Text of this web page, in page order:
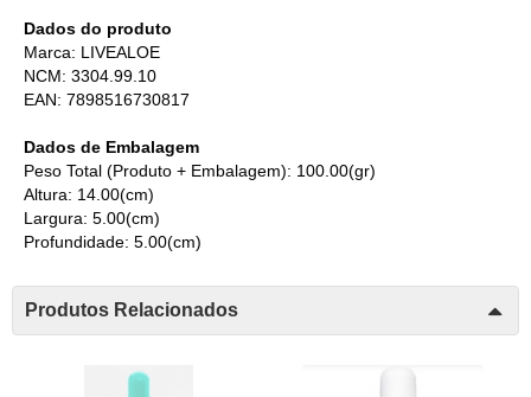
Dados do produto
Marca: LIVEALOE
NCM: 3304.99.10
EAN: 7898516730817
Dados de Embalagem
Peso Total (Produto + Embalagem): 100.00(gr)
Altura: 14.00(cm)
Largura: 5.00(cm)
Profundidade: 5.00(cm)
Produtos Relacionados